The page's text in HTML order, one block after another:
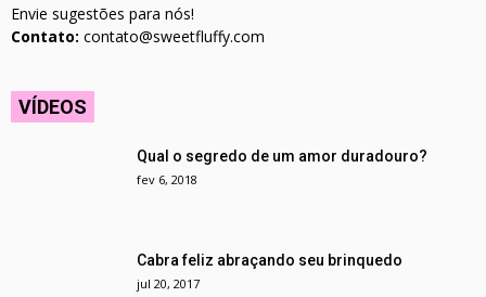
Envie sugestões para nós!
Contato: contato@sweetfluffy.com
VÍDEOS
Qual o segredo de um amor duradouro?
fev 6, 2018
Cabra feliz abraçando seu brinquedo
jul 20, 2017